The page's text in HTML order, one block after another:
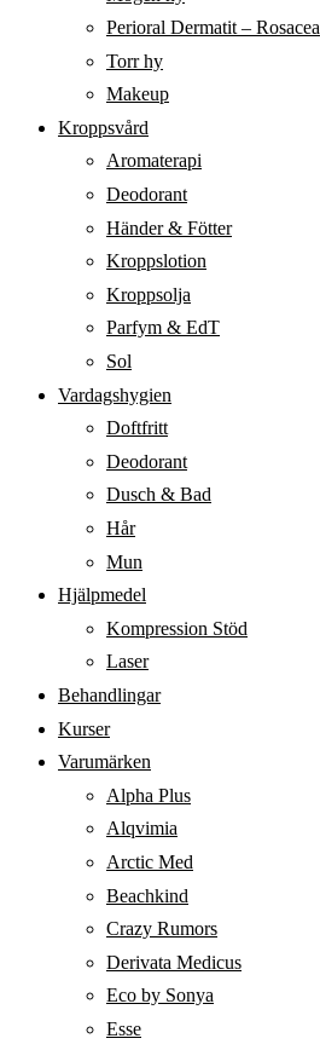
Perioral Dermatit – Rosacea
Torr hy
Makeup
Kroppsvård
Aromaterapi
Deodorant
Händer & Fötter
Kroppslotion
Kroppsolja
Parfym & EdT
Sol
Vardagshygien
Doftfritt
Deodorant
Dusch & Bad
Hår
Mun
Hjälpmedel
Kompression Stöd
Laser
Behandlingar
Kurser
Varumärken
Alpha Plus
Alqvimia
Arctic Med
Beachkind
Crazy Rumors
Derivata Medicus
Eco by Sonya
Esse